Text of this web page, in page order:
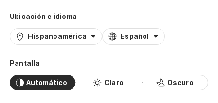
Ubicación e idioma
Hispanoamérica Español
Pantalla
Automático Claro Oscuro